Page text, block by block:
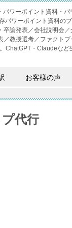
ワーポイント資料・パ
パワーポイント資料の
卒論発表／会社説明会
教授選考／ファクト
ChatGPT・Claudeな
お客様の声
代行